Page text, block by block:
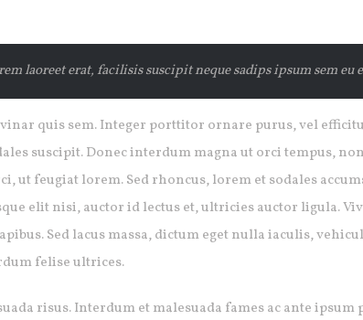
laoreet erat, facilisis suscipit neque sadips ipsum sem eu
quis sem. Integer porttitor ornare purus, vel
suscipit. Donec interdum magna ut orci tempus,
ut feugiat lorem. Sed rhoncus, lorem et sodales
elit nisi, auctor id lectus et, ultricies auctor ligula.
Sed lacus massa, dictum eget nulla iaculis,
felise ultrices.
risus. Interdum et malesuada fames ac ante